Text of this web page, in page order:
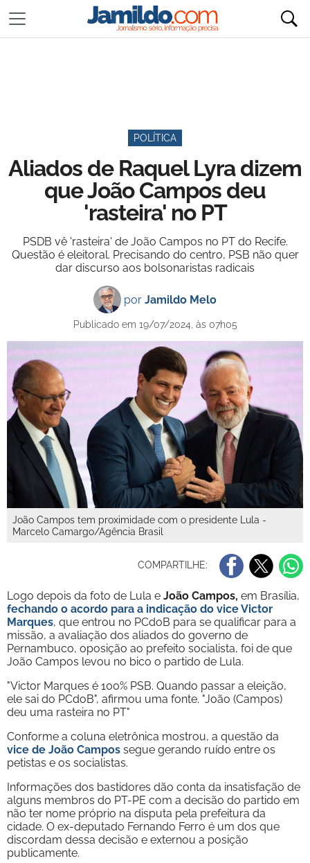
POLÍTICA
Aliados de Raquel Lyra dizem
que João Campos deu
'rasteira' no PT
PSDB vê 'rasteira' de João Campos no PT do Recife.
Questão é eleitoral. Precisando do centro, PSB não quer
dar discurso aos bolsonaristas radicais
por Jamildo Melo
Publicado em 19/07/2024, às 07h05
João Campos tem proximidade com o presidente Lula -
Marcelo Camargo/Agência Brasil
COMPARTILHE:
Logo depois da foto de Lula e João Campos, em Brasília,
fechando o acordo para a indicação do vice Victor
Marques, que entrou no PCdoB para se qualificar para a
missão, a avaliação dos aliados do governo de
Pernambuco, oposição ao prefeito socialista, foi de que
João Campos levou no bico o partido de Lula.
"Victor Marques é 100% PSB. Quando passar a eleição,
ele sai do PCdoB", afirmou uma fonte. "João (Campos)
deu uma rasteira no PT"
Conforme a coluna eletrônica mostrou, a questão da
vice de João Campos segue gerando ruído entre os
petistas e os socialistas.
Informações dos bastidores dão conta da insatisfação de
alguns membros do PT-PE com a decisão do partido em
não ter nome próprio na disputa pela prefeitura da
cidade. O ex-deputado Fernando Ferro é um dos que
discordam dessa decisão e externou a posição
publicamente.